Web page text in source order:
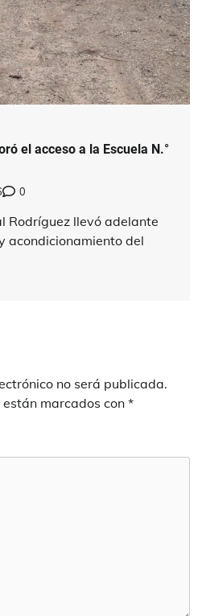
el acceso a la Escuela N.°
0
Rodríguez llevó adelante
acondicionamiento del
no será publicada.
marcados con *